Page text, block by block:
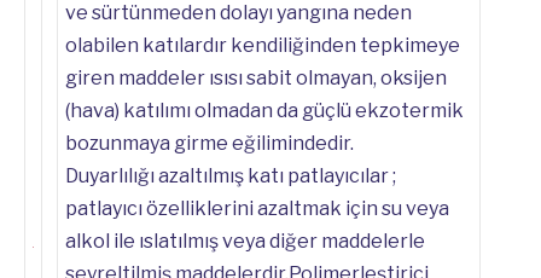
ve sürtünmeden dolayı yangına neden
olabilen katılardır kendiliğinden tepkimeye
giren maddeler ısısı sabit olmayan, oksijen
(hava) katılımı olmadan da güçlü ekzotermik
bozunmaya girme eğilimindedir.
Duyarlılığı azaltılmış katı patlayıcılar ;
patlayıcı özelliklerini azaltmak için su veya
alkol ile ıslatılmış veya diğer maddelerle